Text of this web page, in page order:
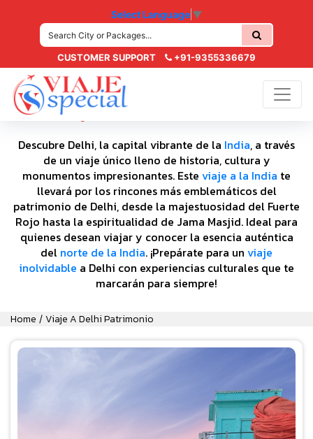
Select Language ▼
CUSTOMER SUPPORT +91-9355336679
Viaje a Delhi Patrimonio
Descubre Delhi, la capital vibrante de la India, a través
de un viaje único lleno de historia, cultura y
monumentos impresionantes. Este viaje a la India te
llevará por los rincones más emblemáticos del
patrimonio de Delhi, desde la majestuosidad del Fuerte
Rojo hasta la espiritualidad de Jama Masjid. Ideal para
quienes desean viajar y conocer la esencia auténtica
del norte de la India. ¡Prepárate para un viaje
inolvidable a Delhi con experiencias culturales que te
marcarán para siempre!
Home / Viaje A Delhi Patrimonio